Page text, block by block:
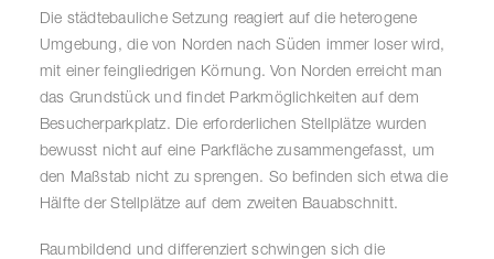
Die städtebauliche Setzung reagiert auf die heterogene
Umgebung, die von Norden nach Süden immer loser wird,
mit einer feingliedrigen Körnung. Von Norden erreicht man
das Grundstück und findet Parkmöglichkeiten auf dem
Besucherparkplatz. Die erforderlichen Stellplätze wurden
bewusst nicht auf eine Parkfläche zusammengefasst, um
den Maßstab nicht zu sprengen. So befinden sich etwa die
Hälfte der Stellplätze auf dem zweiten Bauabschnitt.
Raumbildend und differenziert schwingen sich die